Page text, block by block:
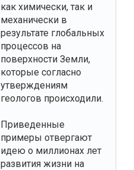
как химически, так и
механически в
результате глобальных
процессов на
поверхности Земли,
которые согласно
утверждениям
геологов происходили.
Приведенные
примеры отвергают
идею о миллионах лет
развития жизни на